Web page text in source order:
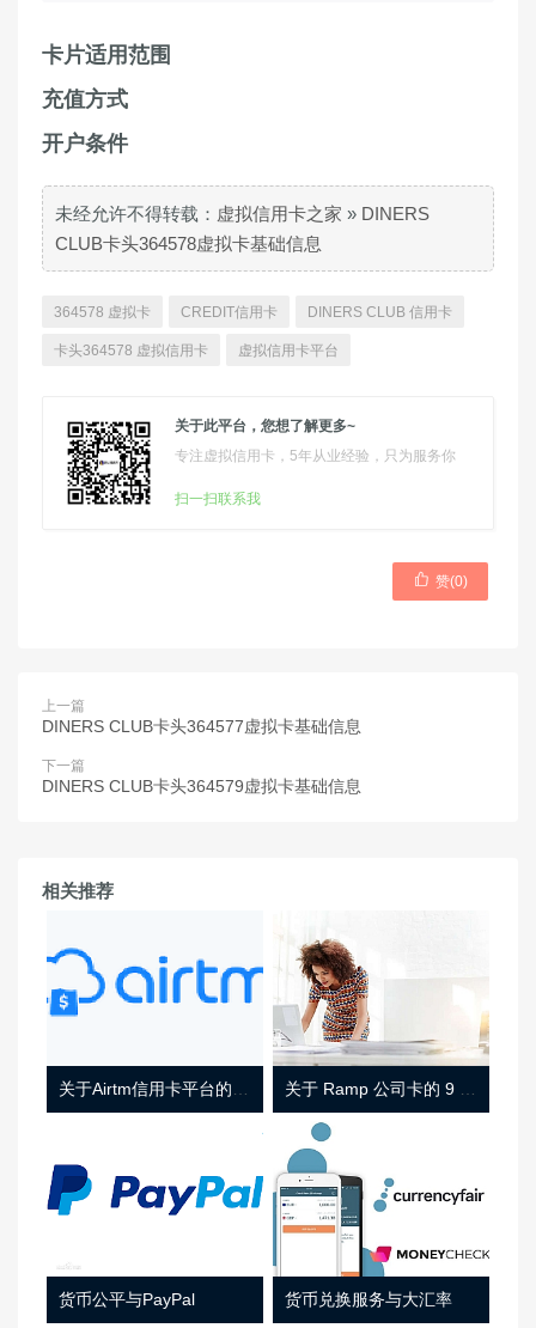
卡片适用范围
充值方式
开户条件
未经允许不得转载： 虚拟信用卡之家 » DINERS
CLUB卡头364578虚拟卡基础信息
364578 虚拟卡 CREDIT信用卡 DINERS CLUB 信用卡
卡头364578 虚拟信用卡 虚拟信用卡平台
关于此平台，您想了解更多~
专注虚拟信用卡，5年从业经验，只为服务你
扫一扫联系我
 赞(0)
上一篇
DINERS CLUB卡头364577虚拟卡基础信息
下一篇
DINERS CLUB卡头364579虚拟卡基础信息
相关推荐
货币公平与PayPal 货币兑换服务与大汇率